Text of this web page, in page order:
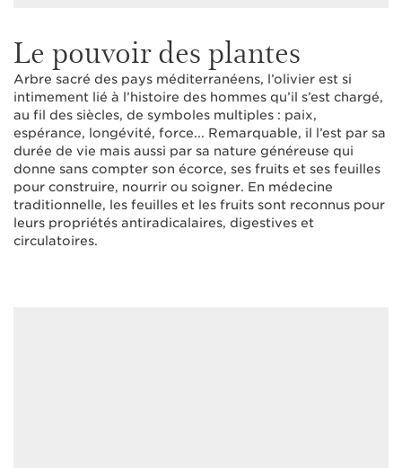
Le pouvoir des plantes
Arbre sacré des pays méditerranéens, l’olivier est si
intimement lié à l’histoire des hommes qu’il s’est chargé,
au fil des siècles, de symboles multiples : paix,
espérance, longévité, force... Remarquable, il l’est par sa
durée de vie mais aussi par sa nature généreuse qui
donne sans compter son écorce, ses fruits et ses feuilles
pour construire, nourrir ou soigner. En médecine
traditionnelle, les feuilles et les fruits sont reconnus pour
leurs propriétés antiradicalaires, digestives et
circulatoires.